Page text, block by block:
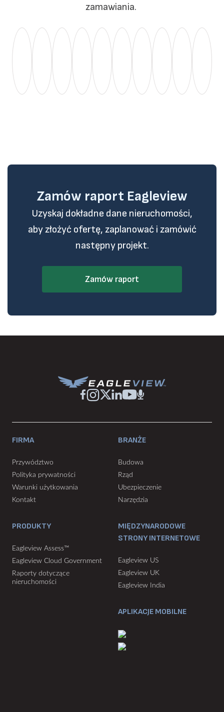
zamawiania.
Zamów raport Eagleview
Uzyskaj dokładne dane nieruchomości,
aby złożyć ofertę, zaplanować i zamówić
następny projekt.
Zamów raport
FIRMA
Przywództwo
Polityka prywatności
Warunki użytkowania
Kontakt
BRANŻE
Budowa
Rząd
Ubezpieczenie
Narzędzia
PRODUKTY
Eagleview Assess™
Eagleview Cloud Government
Raporty dotyczące
nieruchomości
MIĘDZYNARODOWE
STRONY INTERNETOWE
Eagleview US
Eagleview UK
Eagleview India
APLIKACJE MOBILNE